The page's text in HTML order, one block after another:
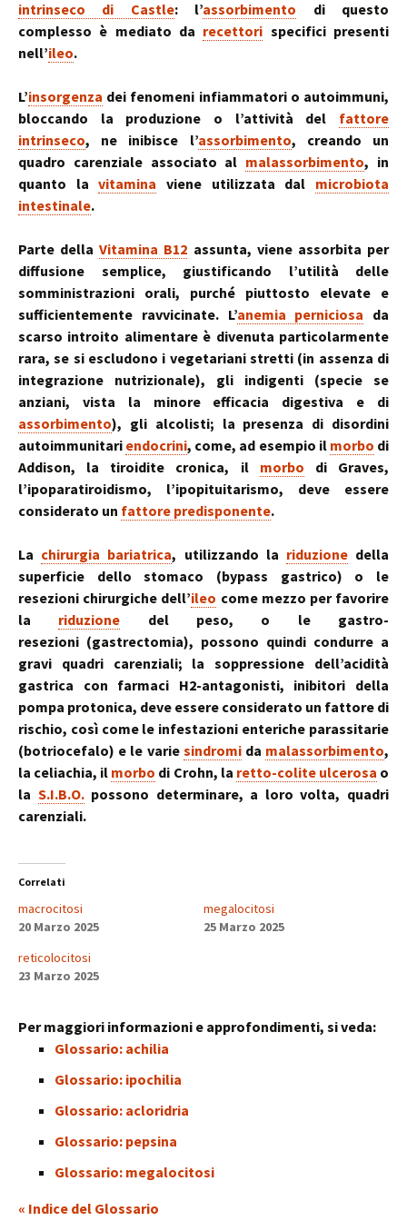
intrinseco di Castle: l’assorbimento di questo
complesso è mediato da recettori specifici presenti
nell’ileo.
L’insorgenza dei fenomeni infiammatori o autoimmuni,
bloccando la produzione o l’attività del fattore
intrinseco, ne inibisce l’assorbimento, creando un
quadro carenziale associato al malassorbimento, in
quanto lavitamina viene utilizzata dal microbiota
intestinale.
Parte dellaVitamina B12 assunta, viene assorbita per
diffusione semplice, giustificando l’utilità delle
somministrazioni orali, purché piuttosto elevate e
sufficientemente ravvicinate. L’anemia perniciosa da
scarso introito alimentare è divenuta particolarmente
rara, se si escludono i vegetariani stretti (in assenza di
integrazione nutrizionale), gli indigenti (specie se
anziani, vista la minore efficacia digestiva e di
assorbimento), gli alcolisti; la presenza di disordini
autoimmunitari endocrini, come, ad esempio il morbo di
Addison, la tiroidite cronica, il morbo di Graves,
l’ipoparatiroidismo, l’ipopituitarismo, deve essere
considerato un fattore predisponente.
La chirurgia bariatrica, utilizzando la riduzionedella
superficie dello stomaco (bypass gastrico) o le
resezioni chirurgiche dell’ileo come mezzo per favorire
la riduzione del peso, o le gastro-
resezioni (gastrectomia), possono quindi condurre a
gravi quadri carenziali; la soppressione dell’acidità
gastrica con farmaci H2-antagonisti, inibitori della
pompa protonica, deve essere considerato un fattore di
rischio, così come le infestazioni enteriche parassitarie
(botriocefalo) e le varie sindromida malassorbimento,
la celiachia, il morbo di Crohn, la retto-colite ulcerosa o
la S.I.B.O.possono determinare, a loro volta, quadri
carenziali.
Correlati
macrocitosi
20 Marzo 2025
megalocitosi
25 Marzo 2025
reticolocitosi
23 Marzo 2025
Per maggiori informazioni e approfondimenti, si veda:
Glossario: achilia
Glossario: ipochilia
Glossario: acloridria
Glossario: pepsina
Glossario: megalocitosi
« Indice del Glossario